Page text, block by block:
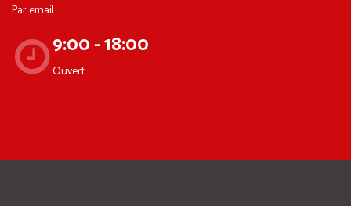
Par email
9:00 - 18:00
Ouvert